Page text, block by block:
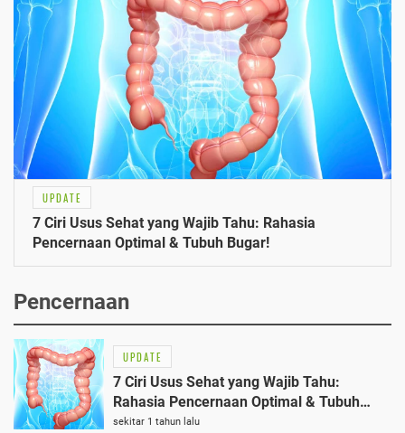
UPDATE
7 Ciri Usus Sehat yang Wajib Tahu: Rahasia
Pencernaan Optimal & Tubuh Bugar!
Pencernaan
UPDATE
7 Ciri Usus Sehat yang Wajib Tahu:
Rahasia Pencernaan Optimal & Tubuh
Bugar!
sekitar 1 tahun lalu